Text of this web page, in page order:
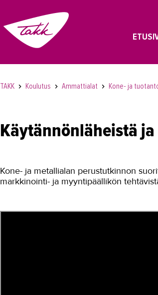
TAKK Koulutus Ammattialat Kone- ja
Käytännönläheistä
Kone- ja metallialan perustutkinnon
markkinointi- ja myyntipäällikön